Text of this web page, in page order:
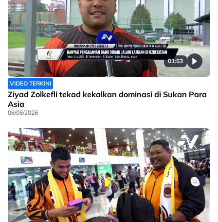
01:53
VIDEO TERKINI
Ziyad Zolkefli tekad kekalkan dominasi di Sukan Para
Asia
06/08/2026